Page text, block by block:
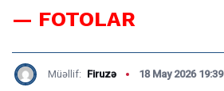
— FOTOLAR
Müəllif: Firuzə 18 May 2026 19:39